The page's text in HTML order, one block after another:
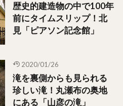
歴史的建造物の中で100年
前にタイムスリップ！北
見「ピアソン記念館」
2020/01/26
滝を裏側からも見られる
珍しい滝！丸瀬布の奥地
にある「山彦の滝」